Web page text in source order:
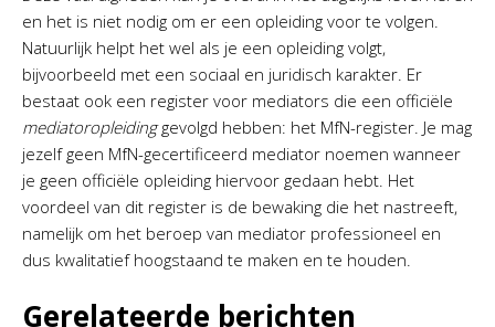
en het is niet nodig om er een opleiding voor te volgen.
Natuurlijk helpt het wel als je een opleiding volgt,
bijvoorbeeld met een sociaal en juridisch karakter. Er
bestaat ook een register voor mediators die een officiële
mediatoropleidinggevolgd hebben: het MfN-register. Je mag
jezelf geen MfN-gecertificeerd mediator noemen wanneer
je geen officiële opleiding hiervoor gedaan hebt. Het
voordeel van dit register is de bewaking die het nastreeft,
namelijk om het beroep van mediator professioneel en
dus kwalitatief hoogstaand te maken en te houden.
Gerelateerde berichten